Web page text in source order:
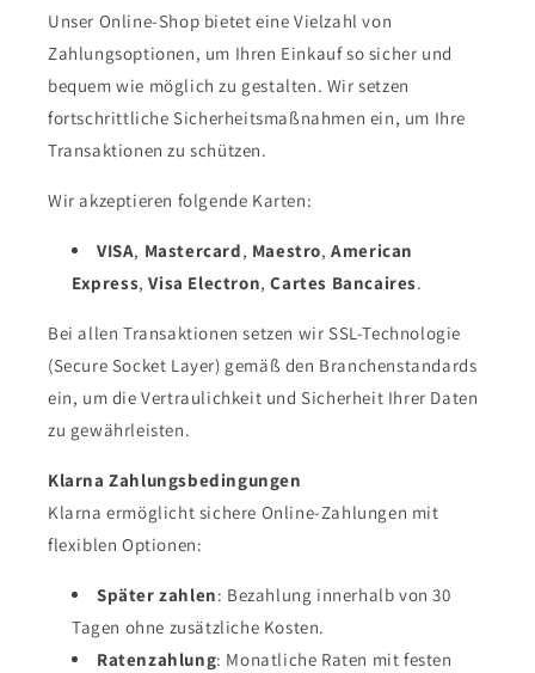
Unser Online-Shop bietet eine Vielzahl von
Zahlungsoptionen, um Ihren Einkauf so sicher und
bequem wie möglich zu gestalten. Wir setzen
fortschrittliche Sicherheitsmaßnahmen ein, um Ihre
Transaktionen zu schützen.
Wir akzeptieren folgende Karten:
VISA, Mastercard, Maestro,American
Express,Visa Electron,Cartes Bancaires.
Bei allen Transaktionen setzen wir SSL-Technologie
(Secure Socket Layer) gemäß den Branchenstandards
ein, um die Vertraulichkeit und Sicherheit Ihrer Daten
zu gewährleisten.
Klarna Zahlungsbedingungen
Klarna ermöglicht sichere Online-Zahlungen mit
flexiblen Optionen:
Später zahlen: Bezahlung innerhalb von 30
Tagen ohne zusätzliche Kosten.
Ratenzahlung: Monatliche Raten mit festen